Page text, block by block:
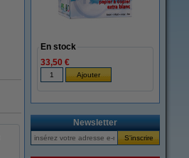
En stock
33,50 €
Newsletter